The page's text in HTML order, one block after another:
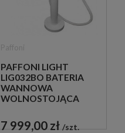
PAFFONI LIGHT
LIG032BO BATERIA
WANNOWA
WOLNOSTOJĄCA
7 999,00 zł szt.